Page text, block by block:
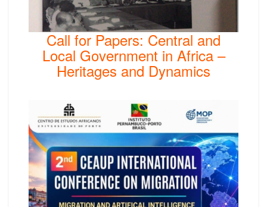
Call for Papers: Central and
Local Government in Africa –
Heritages and Dynamics